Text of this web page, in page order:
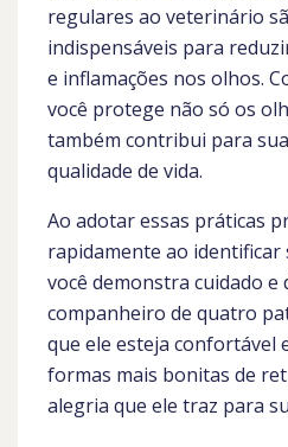
regulares ao veterinário
indispensáveis para
e inflamações nos olhos.
você protege não só os
também contribui para
qualidade de vida.
Ao adotar essas práticas
rapidamente ao
você demonstra cuidado e
companheiro de quatro
que ele esteja confortável
formas mais bonitas de
alegria que ele traz para